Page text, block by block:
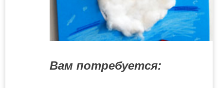
Вам потребуется: